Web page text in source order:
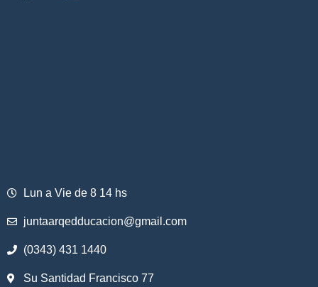
Lun a Vie de 8 14 hs
juntaarqedducacion@gmail.com
(0343) 431 1440
Su Santidad Francisco 77